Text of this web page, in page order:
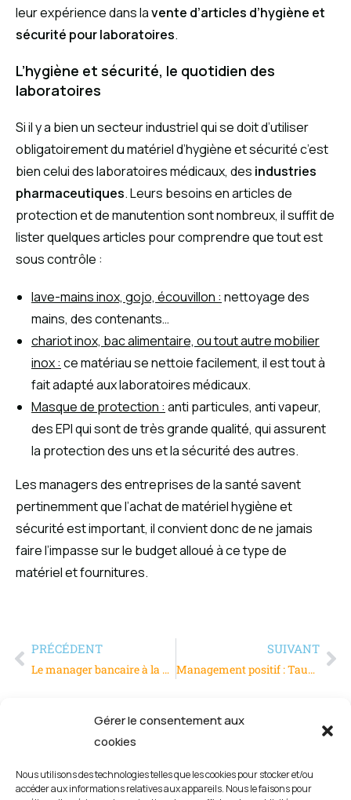
Gérer le consentement aux
cookies
Nous utilisons des technologies telles que les cookies pour stocker et/ou
accéder aux informations relatives aux appareils. Nous le faisons pour
leur expérience dans lavente d’articles d’hygiène et
sécurité pour laboratoires.
L’hygiène et sécurité, le quotidien des
laboratoires
Si il y a bien un secteur industriel qui se doit d’utiliser
obligatoirement du matériel d’hygiène et sécurité c’est
bien celui des laboratoires médicaux, des industries
pharmaceutiques. Leurs besoins en articles de
protection et de manutention sont nombreux, il suffit de
lister quelques articles pour comprendre que tout est
sous contrôle :
lave-mains inox, gojo, écouvillon : nettoyage des
mains, des contenants…
chariot inox, bac alimentaire, ou tout autre mobilier
inox : ce matériau se nettoie facilement, il est tout à
fait adapté aux laboratoires médicaux.
Masque de protection : anti particules, anti vapeur,
des EPI qui sont de très grande qualité, qui assurent
la protection des uns et la sécurité des autres.
Les managers des entreprises de la santé savent
pertinemment que l’achat de matériel hygiène et
sécurité est important, il convient donc de ne jamais
faire l’impasse sur le budget alloué à ce type de
matériel et fournitures.
PRÉCÉDENT
Le manager bancaire à la page internet
SUIVANT
Management positif : Taux d’absentéisme ou présentéisme ?